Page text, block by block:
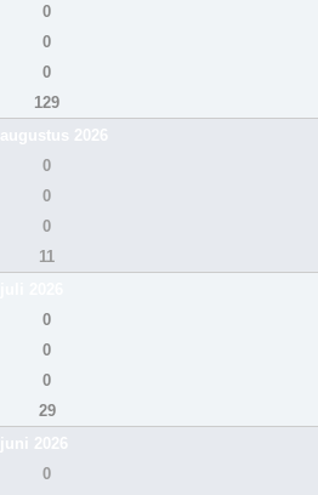
0
0
0
129
augustus 2026
0
0
0
11
0
0
0
29
juni 2026
0